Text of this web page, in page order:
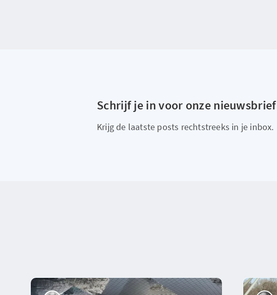
Schrijf je in voor onze nieuwsbrief
Krijg de laatste posts rechtstreeks in je inbox.